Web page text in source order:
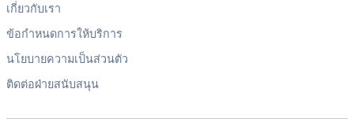
เกี่ยวกับเรา
ข้อกำหนดการให้บริการ
นโยบายความเป็นส่วนตัว
ติดต่อฝ่ายสนับสนุน